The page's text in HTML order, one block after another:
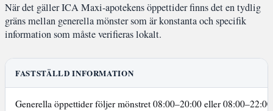
När det gäller ICA Maxi-apotekens öppettider finns det en tydlig
gräns mellan generella mönster som är konstanta och specifik
information som måste verifieras lokalt.
FASTSTÄLLD INFORMATION
Generella öppettider följer mönstret 08:00–20:00 eller 08:00–22:00